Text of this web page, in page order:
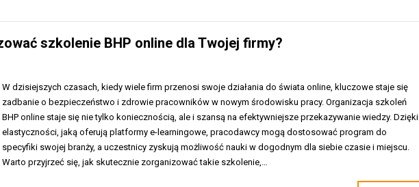
szkolenie BHP online dla Twojej firmy?
W dzisiejszych czasach, kiedy wiele firm przenosi swoje działania do świata online, kluczowe staje się
zadbanie o bezpieczeństwo i zdrowie pracowników w nowym środowisku pracy. Organizacja szkoleń
BHP online staje się nie tylko koniecznością, ale i szansą na efektywniejsze przekazywanie wiedzy. Dzięki
elastyczności, jaką oferują platformy e-learningowe, pracodawcy mogą dostosować program do
specyfiki swojej branży, a uczestnicy zyskują możliwość nauki w dogodnym dla siebie czasie i miejscu.
Warto przyjrzeć się, jak skutecznie zorganizować takie szkolenie,…